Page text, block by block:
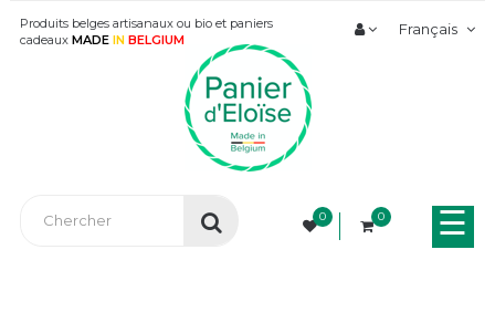
Produits belges artisanaux ou bio et paniers
cadeaux MADE IN BELGIUM
Français
0 0
la
☰